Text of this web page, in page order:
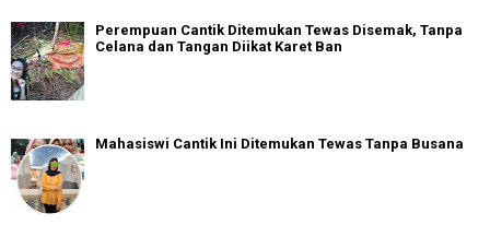
Perempuan Cantik Ditemukan Tewas Disemak, Tanpa
Celana dan Tangan Diikat Karet Ban
Mahasiswi Cantik Ini Ditemukan Tewas Tanpa Busana